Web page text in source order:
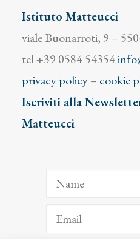
Istituto Matteucci
viale Buonarroti, 9 –
tel +39 0584 54354
privacy policy– cookie
Iscriviti alla
Matteucci